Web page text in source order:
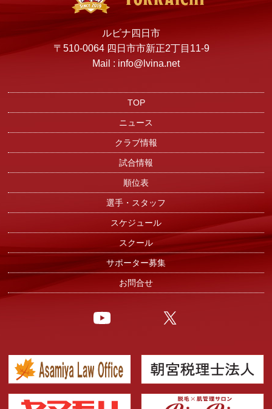
ルビナ四日市
〒510-0064 四日市市新正2丁目11-9
Mail : info@lvina.net
TOP
ニュース
クラブ情報
試合情報
順位表
選手・スタッフ
スケジュール
スクール
サポーター募集
お問合せ